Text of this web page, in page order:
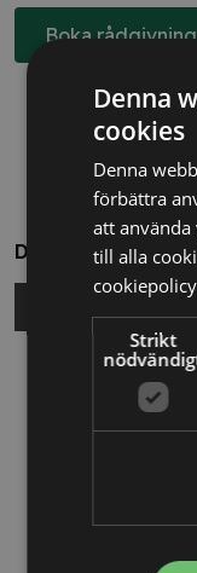
Boka rådgivning
Dela
Relaterade
Nya
svenska
Denna
cookies
Denna
förbättra
att
till alla
Strikt